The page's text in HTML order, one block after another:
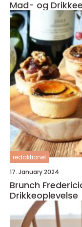
Mad- og
redaktionel
17. January 2024
Brunch
Drikkeoplevelse